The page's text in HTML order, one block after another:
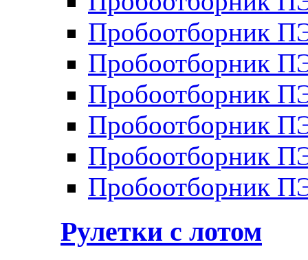
Пробоотборник
Пробоотборник
Пробоотборник
Пробоотборник
Пробоотборник
Пробоотборник
Рулетки с лотом